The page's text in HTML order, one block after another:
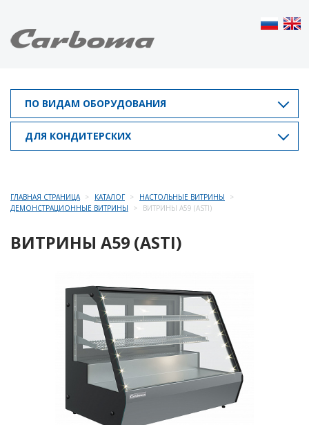
ПО ВИДАМ ОБОРУДОВАНИЯ
ДЛЯ КОНДИТЕРСКИХ
ГЛАВНАЯ СТРАНИЦА КАТАЛОГ
НАСТОЛЬНЫЕ ВИТРИНЫ
ДЕМОНСТРАЦИОННЫЕ ВИТРИНЫ
ВИТРИНЫ A59 (ASTI)
ВИТРИНЫ A59 (ASTI)